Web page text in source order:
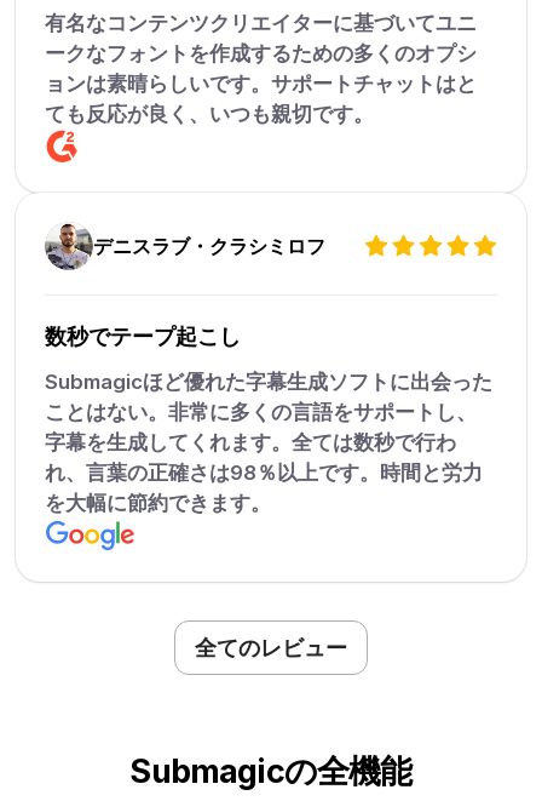
有名なコンテンツクリエイターに基づいてユニ
ークなフォントを作成するための多くのオプシ
ョンは素晴らしいです。サポートチャットはと
ても反応が良く、いつも親切です。
デニスラブ・クラシミロフ
数秒でテープ起こし
Submagicほど優れた字幕生成ソフトに出会った
ことはない。非常に多くの言語をサポートし、
字幕を生成してくれます。全ては数秒で行わ
れ、言葉の正確さは98％以上です。時間と労力
を大幅に節約できます。
全てのレビュー
Submagicの全機能